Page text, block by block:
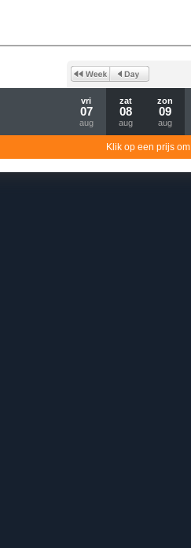
vri
07
aug
zat
08
aug
zon
09
aug
Klik op een prijs